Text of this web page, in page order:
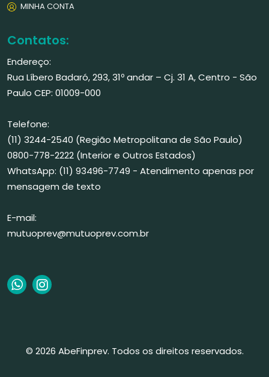
MINHA CONTA
Contatos:
Endereço:
Rua Líbero Badaró, 293, 31º andar – Cj. 31 A, Centro - São
Paulo CEP: 01009-000
Telefone:
(11) 3244-2540 (Região Metropolitana de São Paulo)
0800-778-2222 (Interior e Outros Estados)
WhatsApp: (11) 93496-7749 - Atendimento apenas por
mensagem de texto
E-mail:
mutuoprev@mutuoprev.com.br
© 2026 AbeFinprev. Todos os direitos reservados.